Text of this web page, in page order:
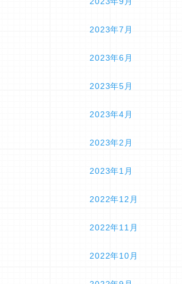
2023年7月
2023年6月
2023年5月
2023年4月
2023年2月
2023年1月
2022年12月
2022年11月
2022年10月